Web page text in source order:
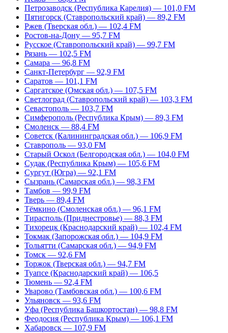
Петрозаводск (Республика Карелия) — 101,0 FM
Пятигорск (Ставропольский край) — 89,2 FM
Ржев (Тверская обл.) — 102,4 FM
Ростов-на-Дону — 95,7 FM
Русское (Ставропольский край) — 99,7 FM
Рязань — 102,5 FM
Самара — 96,8 FM
Санкт-Петербург — 92,9 FM
Саратов — 101,1 FM
Саргатское (Омская обл.) — 107,5 FM
Светлоград (Ставропольский край) — 103,3 FM
Севастополь — 103,7 FM
Симферополь (Республика Крым) — 89,3 FM
Смоленск — 88,4 FM
Советск (Калининградская обл.) — 106,9 FM
Ставрополь — 93,0 FM
Старый Оскол (Белгородская обл.) — 104,0 FM
Судак (Республика Крым) — 105,6 FM
Сургут (Югра) — 92,1 FM
Сызрань (Самарская обл.) — 98,3 FM
Тамбов — 99,9 FM
Тверь — 89,4 FM
Тёмкино (Смоленская обл.) — 96,1 FM
Тирасполь (Приднестровье) — 88,3 FM
Тихорецк (Краснодарский край) — 102,4 FM
Токмак (Запорожская обл.) — 104,9 FM
Тольятти (Самарская обл.) — 94,9 FM
Томск — 92,6 FM
Торжок (Тверская обл.) — 94,7 FM
Туапсе (Краснодарский край) — 106,5
Тюмень — 92,4 FM
Уварово (Тамбовская обл.) — 100,6 FM
Ульяновск — 93,6 FM
Уфа (Республика Башкортостан) — 98,8 FM
Феодосия (Республика Крым) — 106,1 FM
Хабаровск — 107,9 FM